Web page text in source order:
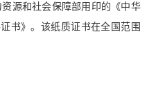
源和社会保障部用印的《中华
书》。该纸质证书在全国范围